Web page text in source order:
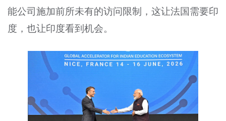
能公司施加前所未有的访问限制，这让法国需要印
度，也让印度看到机会。